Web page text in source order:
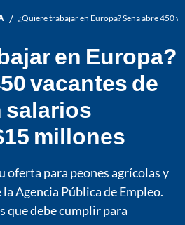
/ ¿Quiere trabajar en Europa? Sena abre 450
en Europa?
vacantes de
salarios
millones
oferta para peones agrícolas y
Agencia Pública de Empleo.
que debe cumplir para